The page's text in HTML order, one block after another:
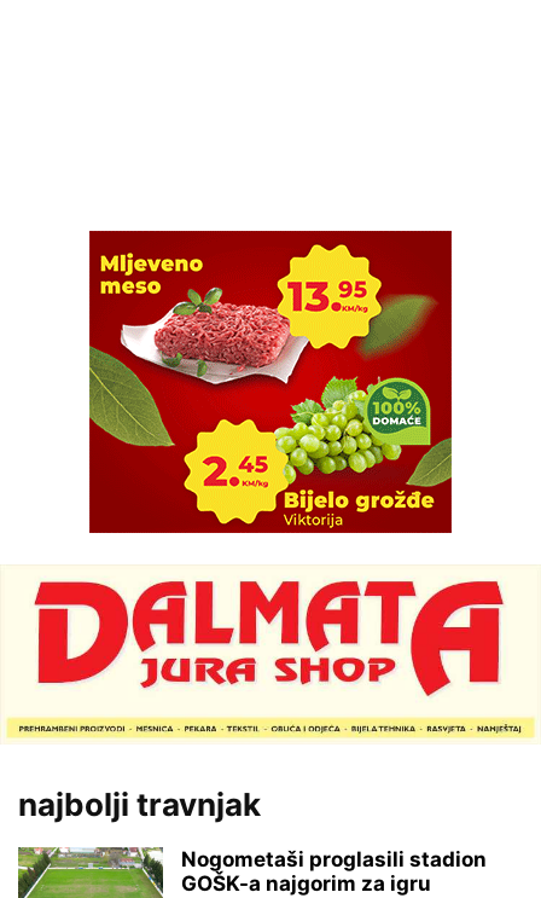
najbolji travnjak
Nogometaši proglasili stadion
GOŠK-a najgorim za igru